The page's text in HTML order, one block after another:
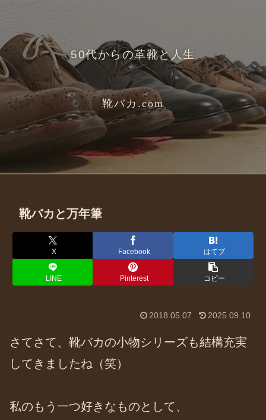
50代からの革靴と人生
靴バカ.com
靴バカと万年筆
X Facebook はてブ
LINE Pinterest コピー
2018.05.07 2025.09.10
さてさて、靴バカの小物シリーズも結構充実
してきましたね（笑）
私のもう一つ好きなものとして、